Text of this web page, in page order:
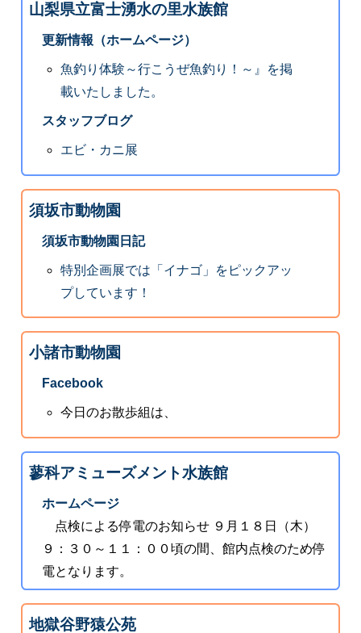
山梨県立富士湧水の里水族館
更新情報（ホームページ）
魚釣り体験～行こうぜ魚釣り！～』を掲
載いたしました。
スタッフブログ
エビ・カニ展
須坂市動物園
須坂市動物園日記
特別企画展では「イナゴ」をピックアッ
プしています！
小諸市動物園
Facebook
今日のお散歩組は、
蓼科アミューズメント水族館
ホームページ
点検による停電のお知らせ ９月１８日（木）
９：３０～１１：００頃の間、館内点検のため停
電となります。
地獄谷野猿公苑